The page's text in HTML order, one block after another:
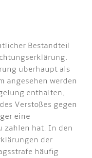
Bestandteil
überhaupt als
angesehen werden
enthalten,
Verstoßes gegen
eine
zahlen hat. In den
der
häufig